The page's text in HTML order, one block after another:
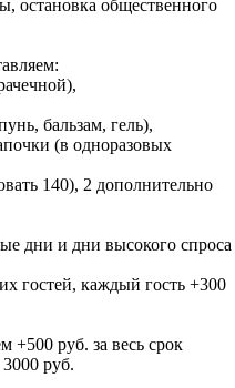
остановка общественного
бальзам, гель),
(в одноразовых
140), 2 дополнительно
дни и дни высокого спроса
гостей, каждый гость +300
+500 руб. за весь срок
руб.